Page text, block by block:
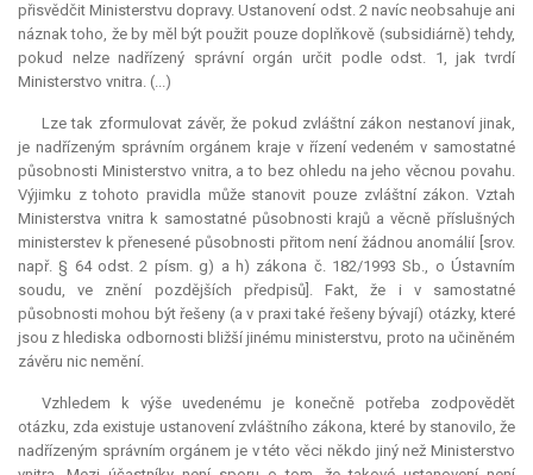
přisvědčit Ministerstvu dopravy. Ustanovení odst. 2 navíc neobsahuje ani
náznak toho, že by měl být použit pouze doplňkově (subsidiárně) tehdy,
pokud nelze nadřízený správní orgán určit podle odst. 1, jak tvrdí
Ministerstvo vnitra. (...)
Lze tak zformulovat závěr, že pokud zvláštní zákon nestanoví jinak,
je nadřízeným správním orgánem kraje v řízení vedeném v samostatné
působnosti Ministerstvo vnitra, a to bez ohledu na jeho věcnou povahu.
Výjimku z tohoto pravidla může stanovit pouze zvláštní zákon. Vztah
Ministerstva vnitra k samostatné působnosti krajů a věcně příslušných
ministerstev k přenesené působnosti přitom není žádnou anomálií [srov.
např. § 64 odst. 2 písm. g) a h) zákona č. 182/1993 Sb., o Ústavním
soudu, ve znění pozdějších předpisů]. Fakt, že i v samostatné
působnosti mohou být řešeny (a v praxi také řešeny bývají) otázky, které
jsou z hlediska odbornosti bližší jinému ministerstvu, proto na učiněném
závěru nic nemění.
Vzhledem k výše uvedenému je konečně potřeba zodpovědět
otázku, zda existuje ustanovení zvláštního zákona, které by stanovilo, že
nadřízeným správním orgánem je v této věci někdo jiný než Ministerstvo